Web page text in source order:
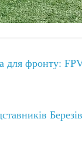
для фронту: